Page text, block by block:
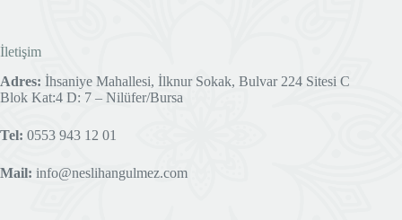
İletişim
Adres: İhsaniye Mahallesi, İlknur Sokak, Bulvar 224 Sitesi C
Blok Kat:4 D: 7 – Nilüfer/Bursa
Tel: 0553 943 12 01
Mail: info@neslihangulmez.com